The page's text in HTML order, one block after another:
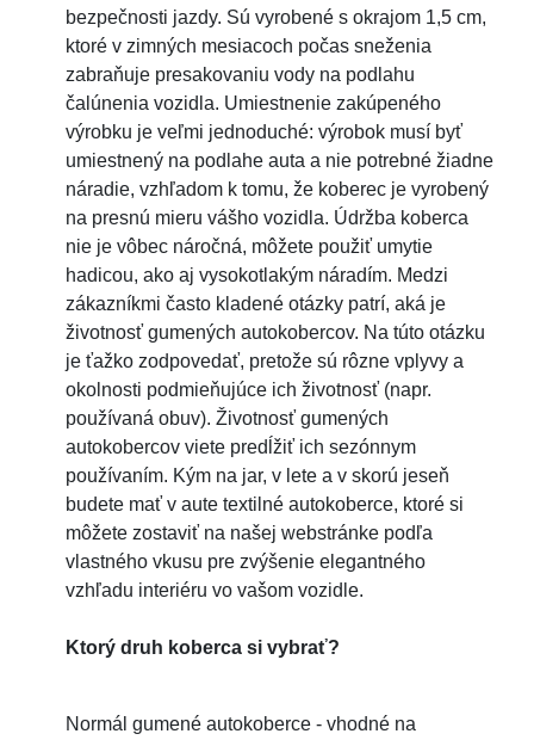
bezpečnosti jazdy. Sú vyrobené s okrajom 1,5 cm,
ktoré v zimných mesiacoch počas sneženia
zabraňuje presakovaniu vody na podlahu
čalúnenia vozidla. Umiestnenie zakúpeného
výrobku je veľmi jednoduché: výrobok musí byť
umiestnený na podlahe auta a nie potrebné žiadne
náradie, vzhľadom k tomu, že koberec je vyrobený
na presnú mieru vášho vozidla. Údržba koberca
nie je vôbec náročná, môžete použiť umytie
hadicou, ako aj vysokotlakým náradím. Medzi
zákazníkmi často kladené otázky patrí, aká je
životnosť gumených autokobercov. Na túto otázku
je ťažko zodpovedať, pretože sú rôzne vplyvy a
okolnosti podmieňujúce ich životnosť (napr.
používaná obuv). Životnosť gumených
autokobercov viete predĺžiť ich sezónnym
používaním. Kým na jar, v lete a v skorú jeseň
budete mať v aute textilné autokoberce, ktoré si
môžete zostaviť na našej webstránke podľa
vlastného vkusu pre zvýšenie elegantného
vzhľadu interiéru vo vašom vozidle.
Ktorý druh koberca si vybrať?
Normál gumené autokoberce - vhodné na